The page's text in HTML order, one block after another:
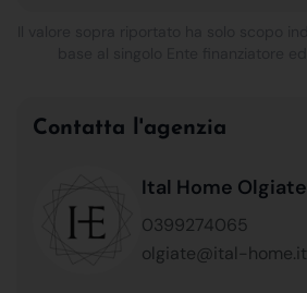
Contatta l'agenzia
Ital Home Olgiate
0399274065
olgiate@ital-home.it